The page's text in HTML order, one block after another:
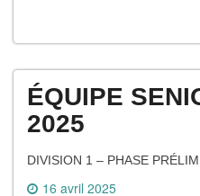
ÉQUIPE
2025
DIVISION 1 – PHASE
16 avril 2025